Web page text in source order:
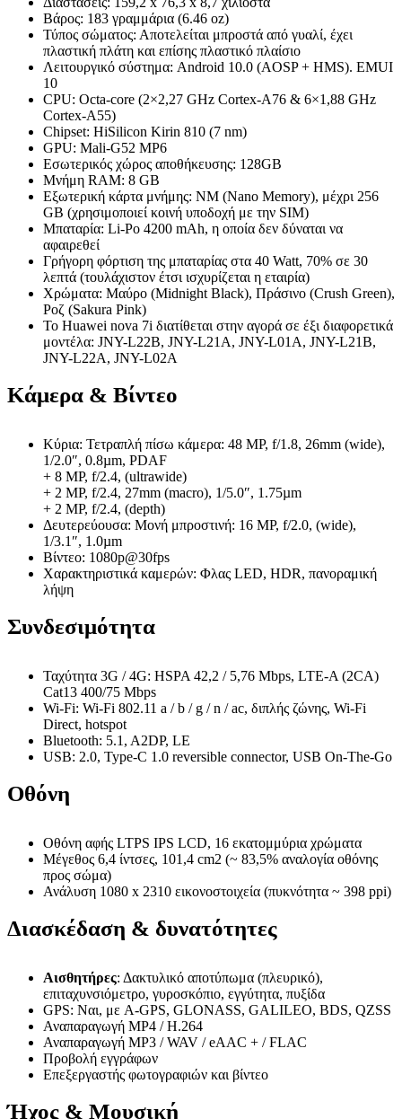
Βάρος: 183 γραμμάρια (6.46 oz)
Τύπος σώματος: Αποτελείται μπροστά από γυαλί, έχει
πλαστική πλάτη και επίσης πλαστικό πλαίσιο
Λειτουργικό σύστημα: Android 10.0 (AOSP + HMS). EMUI
10
CPU: Octa-core (2×2,27 GHz Cortex-A76 & 6×1,88 GHz
Cortex-A55)
Chipset: HiSilicon Kirin 810 (7 nm)
GPU: Mali-G52 MP6
Εσωτερικός χώρος αποθήκευσης: 128GB
Μνήμη RAM: 8 GB
Εξωτερική κάρτα μνήμης: NM (Nano Memory), μέχρι 256
GB (χρησιμοποιεί κοινή υποδοχή με την SIM)
Μπαταρία: Li-Po 4200 mAh, η οποία δεν δύναται να
αφαιρεθεί
Γρήγορη φόρτιση της μπαταρίας στα 40 Watt, 70% σε 30
λεπτά (τουλάχιστον έτσι ισχυρίζεται η εταιρία)
Χρώματα: Μαύρο (Midnight Black), Πράσινο (Crush Green),
Ροζ (Sakura Pink)
Το Huawei nova 7i διατίθεται στην αγορά σε έξι διαφορετικά
μοντέλα: JNY-L22B, JNY-L21A, JNY-L01A, JNY-L21B,
JNY-L22A, JNY-L02A
Κάμερα & Βίντεο
Κύρια: Τετραπλή πίσω κάμερα: 48 MP, f/1.8, 26mm (wide),
1/2.0″, 0.8µm, PDAF
+ 8 MP, f/2.4, (ultrawide)
+ 2 MP, f/2.4, 27mm (macro), 1/5.0″, 1.75µm
+ 2 MP, f/2.4, (depth)
Δευτερεύουσα: Μονή μπροστινή: 16 MP, f/2.0, (wide),
1/3.1″, 1.0µm
Βίντεο: 1080p@30fps
Χαρακτηριστικά καμερών: Φλας LED, HDR, πανοραμική
λήψη
Συνδεσιμότητα
Ταχύτητα 3G / 4G: HSPA 42,2 / 5,76 Mbps, LTE-A (2CA)
Cat13 400/75 Mbps
Wi-Fi: Wi-Fi 802.11 a / b / g / n / ac, διπλής ζώνης, Wi-Fi
Direct, hotspot
Bluetooth: 5.1, A2DP, LE
USB: 2.0, Type-C 1.0 reversible connector, USB On-The-Go
Οθόνη
Οθόνη αφής LTPS IPS LCD, 16 εκατομμύρια χρώματα
Μέγεθος 6,4 ίντσες, 101,4 cm2 (~ 83,5% αναλογία οθόνης
προς σώμα)
Ανάλυση 1080 x 2310 εικονοστοιχεία (πυκνότητα ~ 398 ppi)
Διασκέδαση & δυνατότητες
Αισθητήρες: Δακτυλικό αποτύπωμα (πλευρικό),
επιταχυνσιόμετρο, γυροσκόπιο, εγγύτητα, πυξίδα
GPS: Ναι, με A-GPS, GLONASS, GALILEO, BDS, QZSS
Αναπαραγωγή MP4 / H.264
Αναπαραγωγή MP3 / WAV / eAAC + / FLAC
Προβολή εγγράφων
Επεξεργαστής φωτογραφιών και βίντεο
Ήχος & Μουσική